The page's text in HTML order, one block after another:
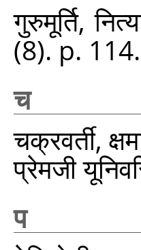
गुरुमूर्ति,
(8). p. 114.
च
चक्रवर्ती,
प्रेमजी
प